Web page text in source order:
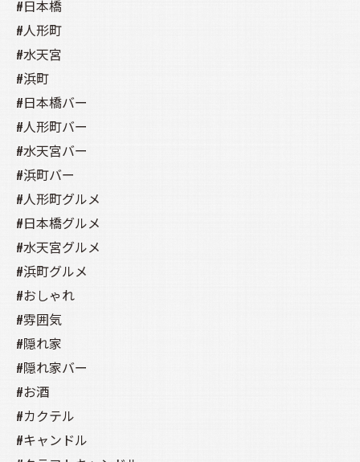
#日本橋
#人形町
#水天宮
#浜町
#日本橋バー
#人形町バー
#水天宮バー
#浜町バー
#人形町グルメ
#日本橋グルメ
#水天宮グルメ
#浜町グルメ
#おしゃれ
#雰囲気
#隠れ家
#隠れ家バー
#お酒
#カクテル
#キャンドル